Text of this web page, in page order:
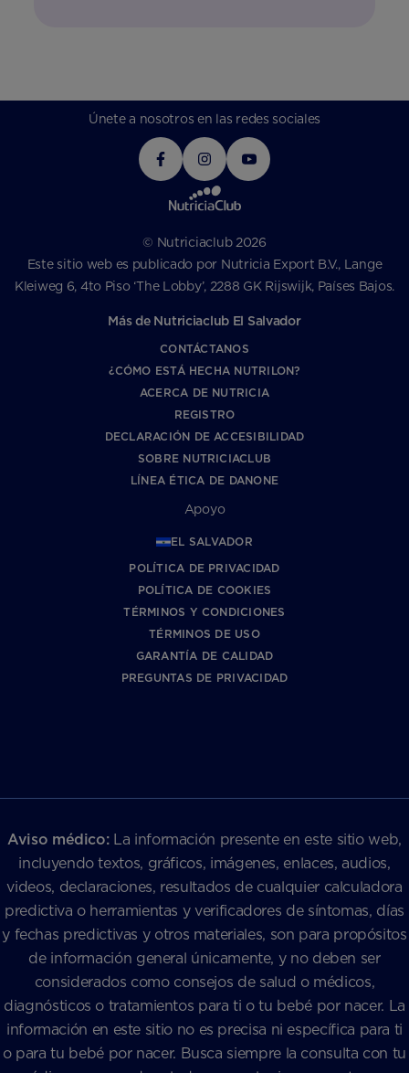
Únete a nosotros en las redes sociales
© Nutriciaclub 2026
Este sitio web es publicado por Nutricia Export B.V., Lange
Kleiweg 6, 4to Piso ‘The Lobby’, 2288 GK Rijswijk, Países Bajos.
Más de Nutriciaclub El Salvador
CONTÁCTANOS
¿CÓMO ESTÁ HECHA NUTRILON?
ACERCA DE NUTRICIA
REGISTRO
DECLARACIÓN DE ACCESIBILIDAD
SOBRE NUTRICIACLUB
LÍNEA ÉTICA DE DANONE
Apoyo
EL SALVADOR
POLÍTICA DE PRIVACIDAD
POLÍTICA DE COOKIES
TÉRMINOS Y CONDICIONES
TÉRMINOS DE USO
GARANTÍA DE CALIDAD
PREGUNTAS DE PRIVACIDAD
Aviso médico:La información presente en este sitio web,
incluyendo textos, gráficos, imágenes, enlaces, audios,
videos, declaraciones, resultados de cualquier calculadora
predictiva o herramientas y verificadores de síntomas, días
y fechas predictivas y otros materiales, son para propósitos
de información general únicamente, y no deben ser
considerados como consejos de salud o médicos,
diagnósticos o tratamientos para ti o tu bebé por nacer. La
información en este sitio no es precisa ni específica para ti
o para tu bebé por nacer. Busca siempre la consulta con tu